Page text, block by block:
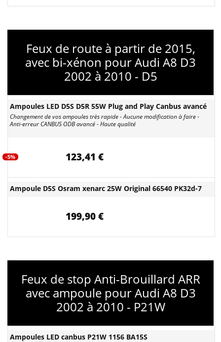
Feux de route à partir de 2015,
avec bi-xénon pour Audi A8 D3
2002 à 2010 - D5
Ampoules LED D5S D5R 55W Plug and Play Canbus avancé
Changement de vos ampoules très rapide - Aucune modification à faire -
Anti-erreur CANBUS ODB avancé - Haute qualité
-5% 123,41 €
Ampoule D5S Osram xenarc 25W Original 66540 PK32d-7
199,90 €
Feux de stop Anti-Brouillard ARR
avec ampoule pour Audi A8 D3
2002 à 2010 - P21W
Ampoules LED canbus P21W 1156 BA15S